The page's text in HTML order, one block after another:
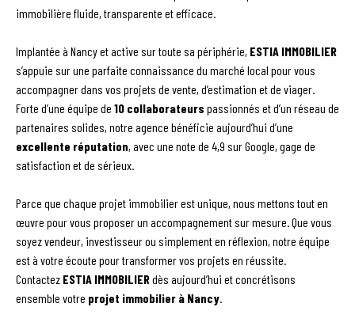
immobilière fluide, transparente et efficace.
Implantée à Nancy et active sur toute sa périphérie, ESTIA IMMOBILIER
s’appuie sur une parfaite connaissance du marché local pour vous
accompagner dans vos projets de vente, d’estimation et de viager.
Forte d’une équipe de 10 collaborateurs passionnés et d’un réseau de
partenaires solides, notre agence bénéficie aujourd’hui d’une
excellente réputation, avec une note de 4,9 sur Google, gage de
satisfaction et de sérieux.
Parce que chaque projet immobilier est unique, nous mettons tout en
œuvre pour vous proposer un accompagnement sur mesure. Que vous
soyez vendeur, investisseur ou simplement en réflexion, notre équipe
est à votre écoute pour transformer vos projets en réussite.
Contactez ESTIA IMMOBILIERdès aujourd’hui et concrétisons
ensemble votre projet immobilier à Nancy.